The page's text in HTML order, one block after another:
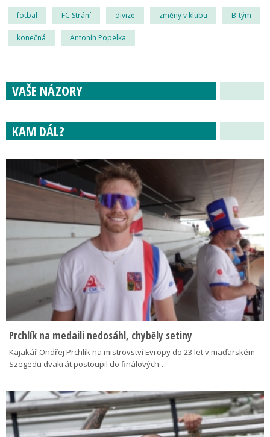
fotbal FC Strání divize změny v klubu B-tým
konečná Antonín Popelka
VAŠE NÁZORY
KAM DÁL?
Prchlík na medaili nedosáhl, chyběly setiny
Kajakář Ondřej Prchlík na mistrovství Evropy do 23 let v maďarském
Szegedu dvakrát postoupil do finálových…